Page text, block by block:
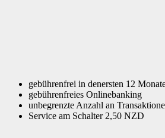
gebührenfrei in denersten 12
gebührenfreies Onlinebanking
unbegrenzte Anzahl an
Service am Schalter 2,50 NZD